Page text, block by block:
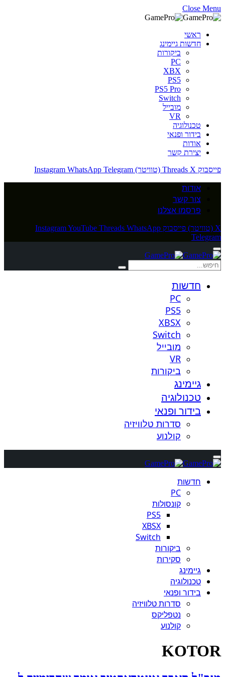
Close Menu
ראשי
חדשות גיימינג
ביקורות
PC
XBX
PS5
PS5 Pro
Switch
מובייל
VR
טכנולוגיה
בידור ופנאי
אודות
יצירת קשר
פייסבוק
Threads X (טוויטר) Instagram WhatsApp Telegram
אודות
צור קשר
פרסמו אצלנו
X (טוויטר) פייסבוק InstagramYouTube Threads WhatsApp
Telegram
חדשות
PC
PS5
XBSX
Switch
מובייל
VR
ביקורות
גיימינג
טכנולוגיה
בידור ופנאי
סדרות טלוויזיה
קולנוע
חדשות
PC
קונסולות
PS5
XBSX
Switch
ביקורות
סקירות
גיימינג
טכנולוגיה
בידור ופנאי
סדרות טלוויזיה
נטפליקס
קולנוע
KOTOR